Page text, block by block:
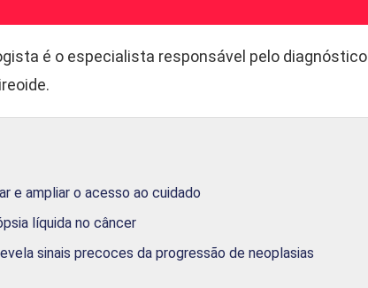
é o especialista responsável pelo diagnóstico
e ampliar o acesso ao cuidado
líquida no câncer
sinais precoces da progressão de neoplasias